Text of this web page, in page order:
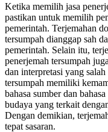
Ketika memilih jasa
pastikan untuk memilih
pemerintah. Terjemahan
tersumpah dianggap sah
pemerintah. Selain itu,
penerjemah tersumpah
dan interpretasi yang
tersumpah memiliki
bahasa sumber dan
budaya yang terkait
Dengan demikian,
tepat sasaran.